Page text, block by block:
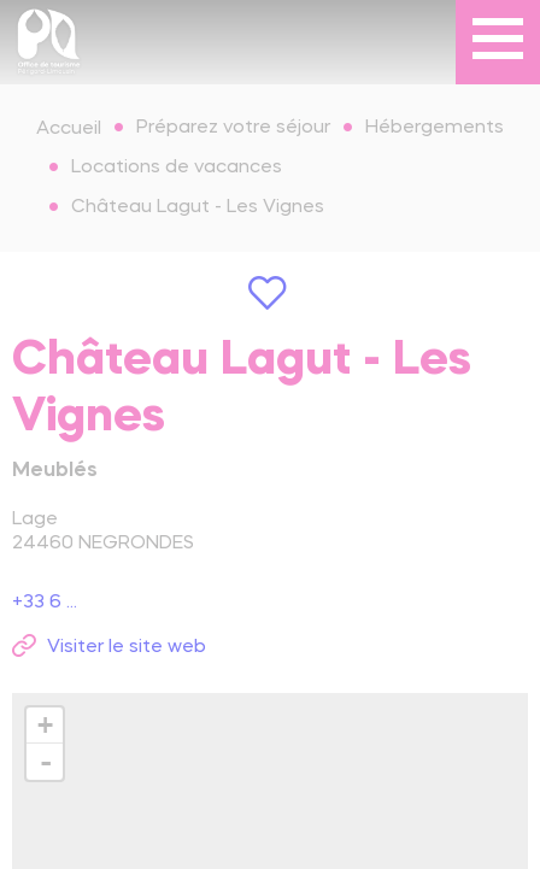
Accueil Préparez votre séjour Hébergements
Locations de vacances
Château Lagut - Les Vignes
Château Lagut - Les
Vignes
Meublés
Lage
24460 NEGRONDES
+33 6 ...
Visiter le site web
+
-